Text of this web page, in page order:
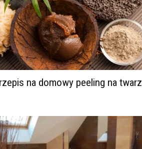
na domowy peeling na twarz